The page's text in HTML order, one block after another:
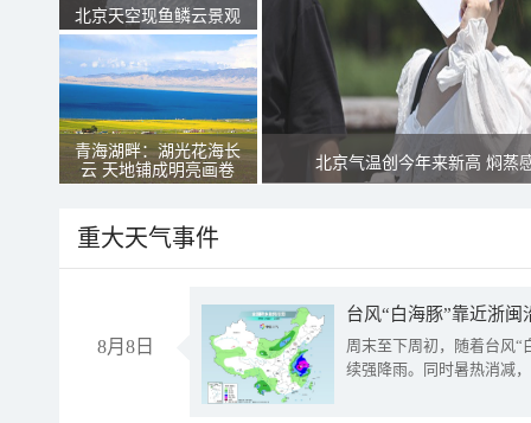
北京天空现鱼鳞云景观
青海湖畔：湖光花海长
云 天地铺成明亮画卷
北京气温创今年来新高 焖蒸
重大天气事件
8月8日
台风“白海豚”靠近浙
周末至下周初，随着台风“
续强降雨。同时暑热消减